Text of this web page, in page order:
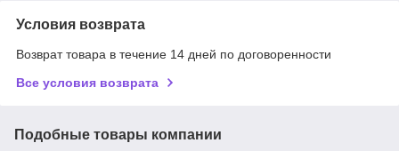
Условия возврата
Возврат товара в течение 14 дней по договоренности
Все условия возврата
Подобные товары компании